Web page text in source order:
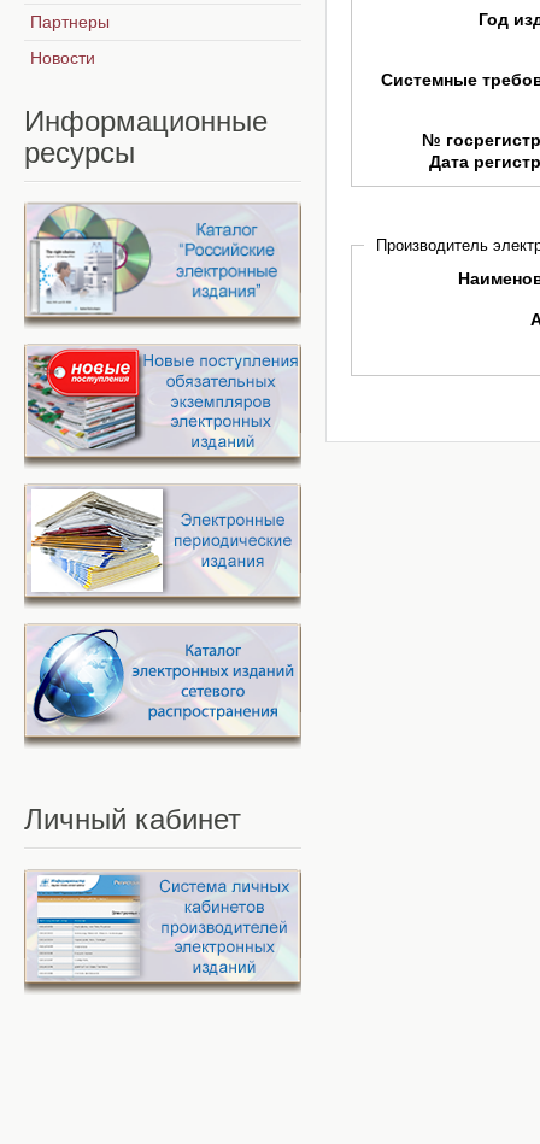
Год
Системные
№
Дата
Производитель
Партнеры
Новости
Информационные
ресурсы
Личный кабинет